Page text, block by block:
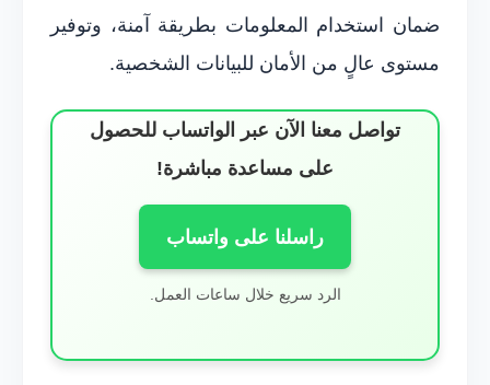
ضمان استخدام المعلومات بطريقة آمنة، وتوفير
مستوى عالٍ من الأمان للبيانات الشخصية.
تواصل معنا الآن عبر الواتساب للحصول
على مساعدة مباشرة!
راسلنا على واتساب
الرد سريع خلال ساعات العمل.